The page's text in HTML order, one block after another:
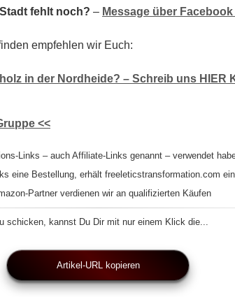
fehlt noch? – Message über
empfehlen wir Euch:
in der Nordheide? – Schreib uns HIER
<<
Links – auch Affiliate-Links genannt – verwendet
eine Bestellung, erhält freeleticstransformation.com
Partner verdienen wir an qualifizierten Käufen
schicken, kannst Du Dir mit nur einem Klick die...
Artikel-URL kopieren